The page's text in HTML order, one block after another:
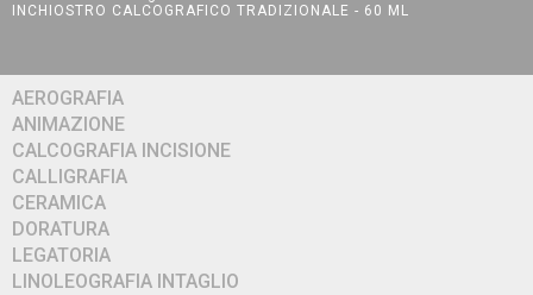
INCHIOSTRO CALCOGRAFICO TRADIZIONALE - 60 ML
AEROGRAFIA
ANIMAZIONE
CALCOGRAFIA INCISIONE
CALLIGRAFIA
CERAMICA
DORATURA
LEGATORIA
LINOLEOGRAFIA INTAGLIO